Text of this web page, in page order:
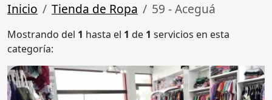
Inicio Tienda de Ropa 59 - Aceguá
Mostrando del 1 hasta el 1 de 1 servicios en esta
categoría: